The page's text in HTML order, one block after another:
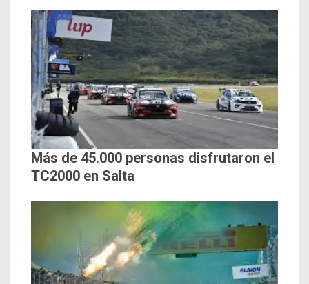
Más de 45.000 personas disfrutaron el
TC2000 en Salta